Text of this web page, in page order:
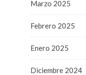
Marzo 2025
Febrero 2025
Enero 2025
Diciembre 2024